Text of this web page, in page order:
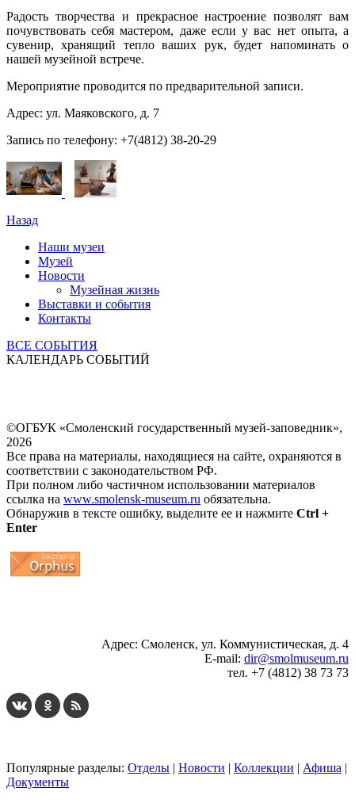
Радость творчества и прекрасное настроение позволят вам
почувствовать себя мастером, даже если у вас нет опыта, а
сувенир, хранящий тепло ваших рук, будет напоминать о
нашей музейной встрече.
Мероприятие проводится по предварительной записи.
Адрес: ул. Маяковского, д. 7
Запись по телефону: +7(4812) 38-20-29
Назад
Наши музеи
Музей
Новости
Музейная жизнь
Выставки и события
Контакты
ВСЕ СОБЫТИЯ
КАЛЕНДАРЬ СОБЫТИЙ
©ОГБУК «Смоленский государственный музей-заповедник»,
2026
Все права на материалы, находящиеся на сайте, охраняются в
соответствии с законодательством РФ.
При полном либо частичном использовании материалов
ссылка на www.smolensk-museum.ru обязательна.
Обнаружив в тексте ошибку, выделите ее и нажмите Ctrl +
Enter
Адрес: Смоленск, ул. Коммунистическая, д. 4
E-mail: dir@smolmuseum.ru
тел. +7 (4812) 38 73 73
Популярные разделы: Отделы | Новости | Коллекции | Афиша |
Документы